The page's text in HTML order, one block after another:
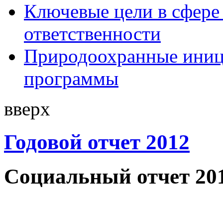
Ключевые цели в сфере
ответственности
Природоохранные
программы
вверх
Годовой отчет 2012
Социальный отчет